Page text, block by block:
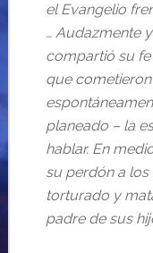
el Evangelio
… Audazmente
compartió su
que
planeado – la
hablar. En
su perdón a
torturado y
padre de sus